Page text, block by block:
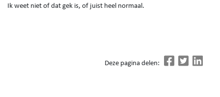
Ik weet niet of dat gek is, of juist heel normaal.
Deze pagina delen: